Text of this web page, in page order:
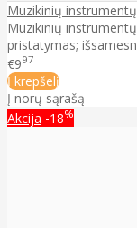
Muzikinių
Muzikinių
pristatymas;
€997
Į krepšelį
Į norų sąrašą
Akcija -18%